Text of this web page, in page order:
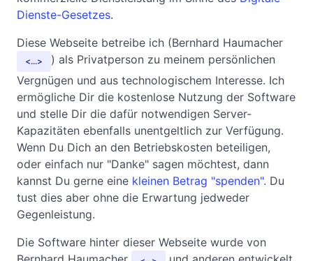
Dienste-Gesetzes.
Diese Webseite betreibe ich (Bernhard Haumacher
...
) als Privatperson zu meinem persönlichen
Vergnügen und aus technologischem Interesse. Ich
ermögliche Dir die kostenlose Nutzung der Software
und stelle Dir die dafür notwendigen Server-
Kapazitäten ebenfalls unentgeltlich zur Verfügung.
Wenn Du Dich an den Betriebskosten beteiligen,
oder einfach nur "Danke" sagen möchtest, dann
kannst Du gerne eine kleinen Betrag "spenden". Du
tust dies aber ohne die Erwartung jedweder
Gegenleistung.
Die Software hinter dieser Webseite wurde von